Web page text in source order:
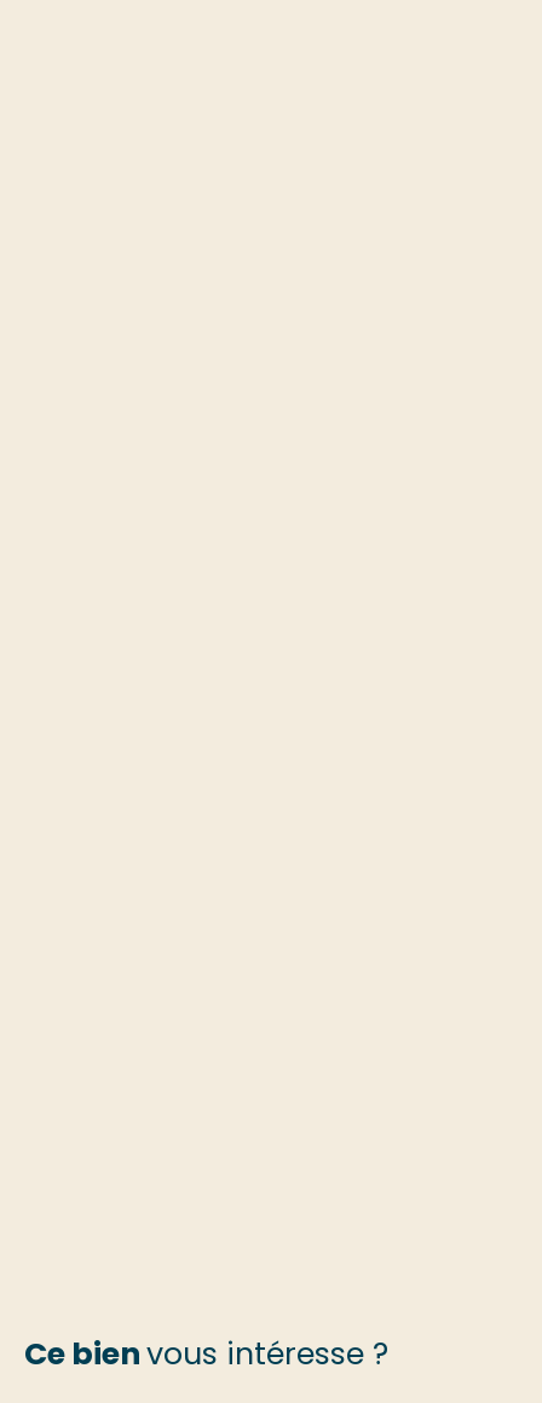
Ce bienvous intéresse ?